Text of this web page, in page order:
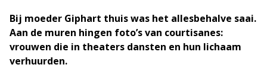
Bij moeder Giphart thuis was het allesbehalve saai.
Aan de muren hingen foto’s van courtisanes:
vrouwen die in theaters dansten en hun lichaam
verhuurden.